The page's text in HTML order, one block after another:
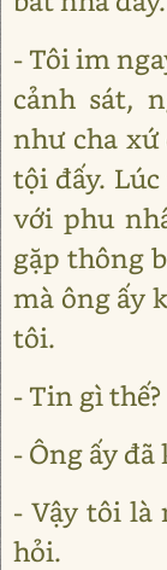
- Tôi im
cảnh sát,
như cha
tội đấy.
với phu
gặp thông
mà ông ấy
tôi.
- Tin gì thế?
- Ông ấy
- Vậy tôi là
hỏi.